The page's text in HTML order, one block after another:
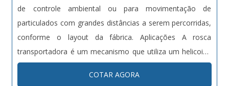
de controle ambiental ou para movimentação de
particulados com grandes distâncias a serem percorridas,
conforme o layout da fábrica. Aplicações A rosca
transportadora é um mecanismo que utiliza um helicoide
interno a uma calha para movimentação, transporte,
alimentação ou dosagem de materiais a granel, essa
COTAR AGORA